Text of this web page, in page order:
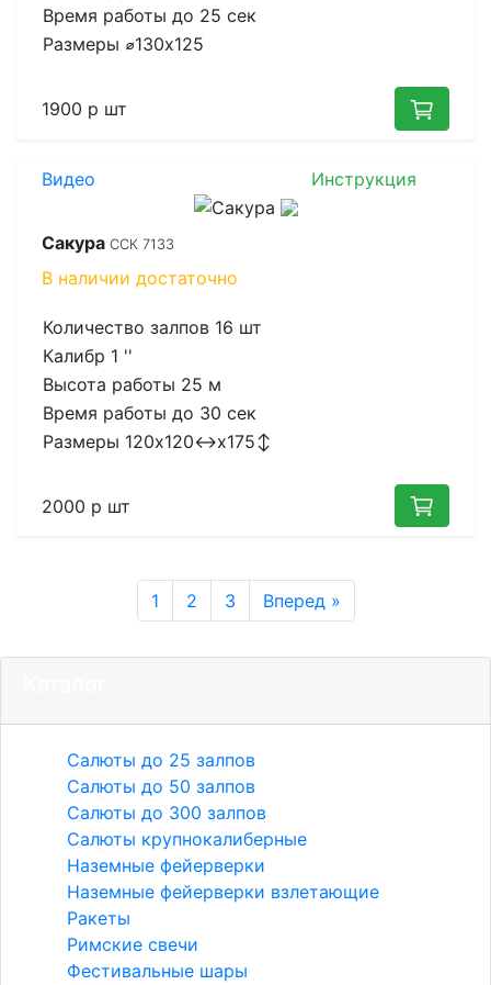
Время работы до 25 сек
Размеры ⌀130x125
1900 р шт
Видео Инструкция
Сакура ССК 7133
В наличии достаточно
Количество залпов 16 шт
Калибр 1 ''
Высота работы 25 м
Время работы до 30 сек
Размеры 120x120↔x175↕
2000 р шт
1 2 3 Вперед »
Салюты до 25 залпов
Салюты до 50 залпов
Салюты до 300 залпов
Салюты крупнокалиберные
Наземные фейерверки
Наземные фейерверки взлетающие
Ракеты
Римские свечи
Фестивальные шары